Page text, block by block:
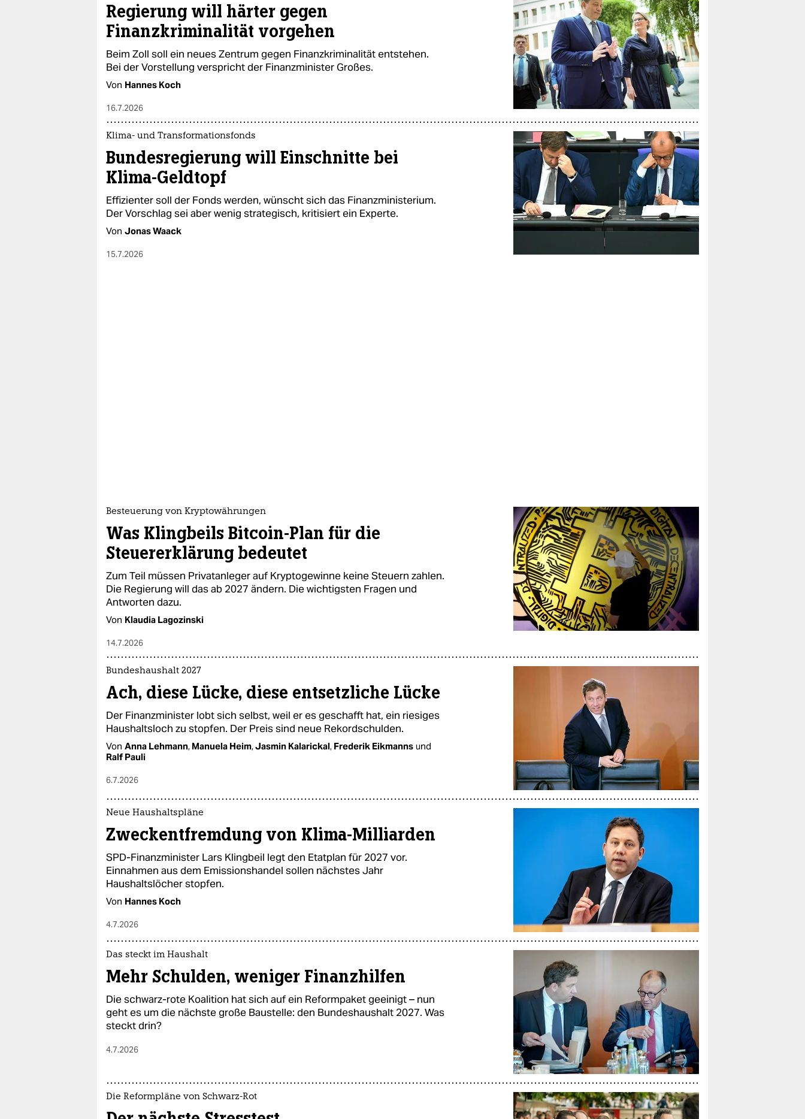
Regierung will härter gegen
Finanzkriminalität vorgehen
Beim Zoll soll ein neues Zentrum gegen Finanzkriminalität entstehen.
Bei der Vorstellung verspricht der Finanzminister Großes.
Von Hannes Koch
16.7.2026
Klima- und Transformationsfonds
Bundesregierung will Einschnitte bei
Klima-Geldtopf
Effizienter soll der Fonds werden, wünscht sich das Finanzministerium.
Der Vorschlag sei aber wenig strategisch, kritisiert ein Experte.
Von Jonas Waack
15.7.2026
Besteuerung von Kryptowährungen
Was Klingbeils Bitcoin-Plan für die
Steuererklärung bedeutet
Zum Teil müssen Privatanleger auf Kryptogewinne keine Steuern zahlen.
Die Regierung will das ab 2027 ändern. Die wichtigsten Fragen und
Antworten dazu.
Von Klaudia Lagozinski
14.7.2026
Bundeshaushalt 2027
Ach, diese Lücke, diese entsetzliche Lücke
Der Finanzminister lobt sich selbst, weil er es geschafft hat, ein riesiges
Haushaltsloch zu stopfen. Der Preis sind neue Rekordschulden.
Von Anna Lehmann, Manuela Heim,Jasmin Kalarickal, Frederik Eikmanns und
Ralf Pauli
6.7.2026
Neue Haushaltspläne
Zweckentfremdung von Klima-Milliarden
SPD-Finanzminister Lars Klingbeil legt den Etatplan für 2027 vor.
Einnahmen aus dem Emissionshandel sollen nächstes Jahr
Haushaltslöcher stopfen.
Von Hannes Koch
4.7.2026
Das steckt im Haushalt
Mehr Schulden, weniger Finanzhilfen
Die schwarz-rote Koalition hat sich auf ein Reformpaket geeinigt – nun
geht es um die nächste große Baustelle: den Bundeshaushalt 2027. Was
steckt drin?
4.7.2026
Die Reformpläne von Schwarz-Rot